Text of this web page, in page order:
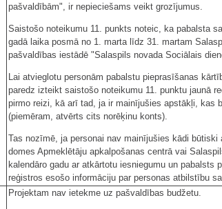
pašvaldībām", ir nepieciešams veikt grozījumus.
Saistošo noteikumu 11. punkts noteic, ka pabalsta
gadā laika posmā no 1. marta līdz 31. martam
pašvaldības iestādē "Salaspils novada Sociālais
Lai atvieglotu personām pabalstu pieprasīšanas
paredz izteikt saistošo noteikumu 11. punktu jaunā
pirmo reizi, kā arī tad, ja ir mainījušies apstākļi, kas
(piemēram, atvērts cits norēķinu konts).
Tas nozīmē, ja personai nav mainījušies kādi
domes Apmeklētāju apkalpošanas centrā vai
kalendāro gadu ar atkārtotu iesniegumu un
reģistros esošo informāciju par personas atbilstību
Projektam nav ietekme uz pašvaldības budžetu.